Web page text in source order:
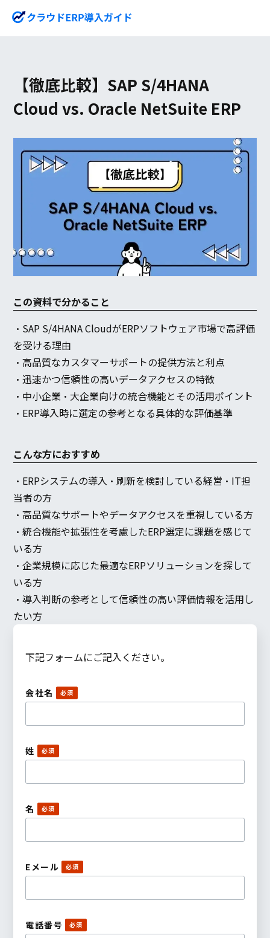
【徹底比較】SAP S/4HANA
Cloud vs. Oracle NetSuite ERP
この資料で分かること
・SAP S/4HANA CloudがERPソフトウェア市場で高評価
を受ける理由
・高品質なカスタマーサポートの提供方法と利点
・迅速かつ信頼性の高いデータアクセスの特徴
・中小企業・大企業向けの統合機能とその活用ポイント
・ERP導入時に選定の参考となる具体的な評価基準
こんな方におすすめ
・ERPシステムの導入・刷新を検討している経営・IT担
当者の方
・高品質なサポートやデータアクセスを重視している方
・統合機能や拡張性を考慮したERP選定に課題を感じて
いる方
・企業規模に応じた最適なERPソリューションを探して
いる方
・導入判断の参考として信頼性の高い評価情報を活用し
たい方
下記フォームにご記入ください。
会社名
姓
名
Eメール
電話番号